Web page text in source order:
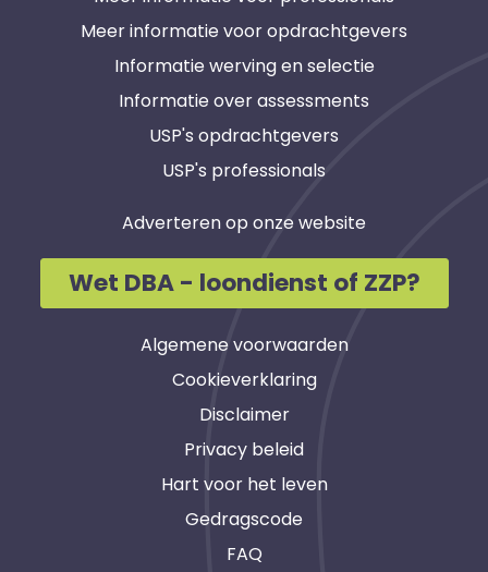
Meer informatie voor opdrachtgevers
Informatie werving en selectie
Informatie over assessments
USP's opdrachtgevers
USP's professionals
Adverteren op onze website
Wet DBA - loondienst of ZZP?
Algemene voorwaarden
Cookieverklaring
Disclaimer
Privacy beleid
Hart voor het leven
Gedragscode
FAQ